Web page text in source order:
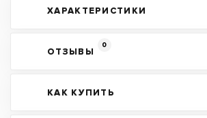
ХАРАКТЕРИСТИКИ
ОТЗЫВЫ
0
КАК КУПИТЬ